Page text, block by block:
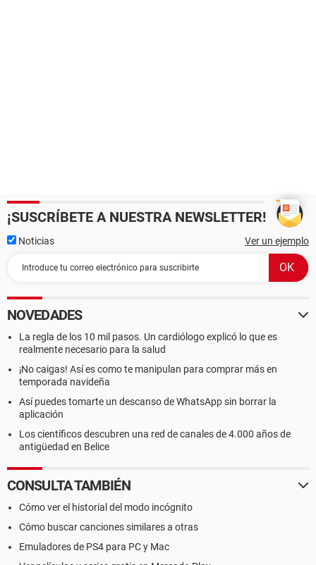
¡SUSCRÍBETE A NUESTRA NEWSLETTER!
Noticias Ver un ejemplo
NOVEDADES
La regla de los 10 mil pasos. Un cardiólogo explicó lo que es
realmente necesario para la salud
¡No caigas! Así es como te manipulan para comprar más en
temporada navideña
Así puedes tomarte un descanso de WhatsApp sin borrar la
aplicación
Los científicos descubren una red de canales de 4.000 años de
antigüedad en Belice
CONSULTA TAMBIÉN
Cómo ver el historial del modo incógnito
Cómo buscar canciones similares a otras
Emuladores de PS4 para PC y Mac